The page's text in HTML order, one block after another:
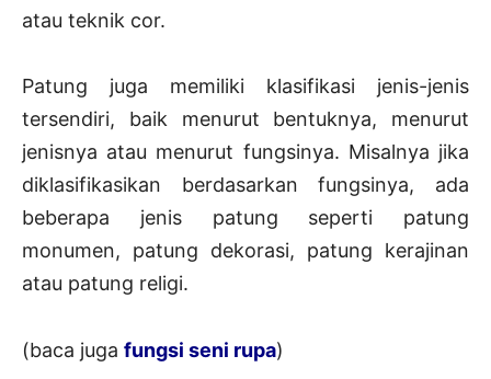
atau teknik cor.
Patung juga memiliki klasifikasi jenis-jenis
tersendiri, baik menurut bentuknya, menurut
jenisnya atau menurut fungsinya. Misalnya jika
diklasifikasikan berdasarkan fungsinya, ada
beberapa jenis patung seperti patung
monumen, patung dekorasi, patung kerajinan
atau patung religi.
(baca juga fungsi seni rupa)